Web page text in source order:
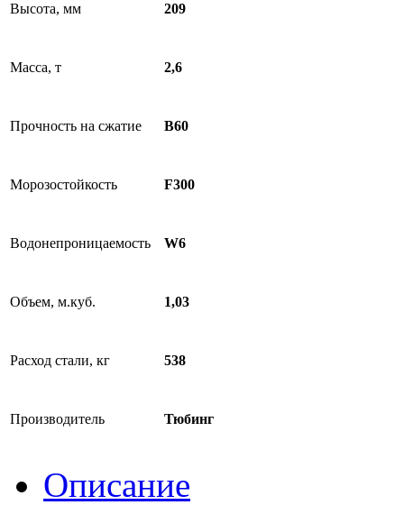
Высота, мм 209
Масса, т 2,6
Прочность на сжатие B60
Морозостойкость F300
Водонепроницаемость W6
Объем, м.куб. 1,03
Расход стали, кг 538
Производитель Тюбинг
Описание